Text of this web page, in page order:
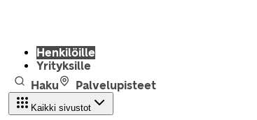
Henkilöille
Yrityksille
Haku
Palvelupisteet
Kaikki sivustot